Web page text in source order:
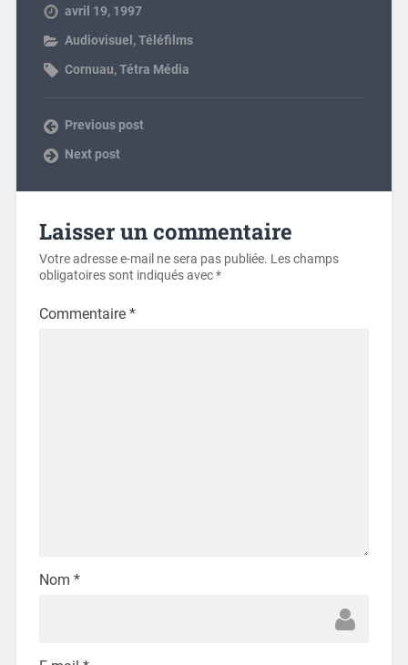
avril 19, 1997
Audiovisuel ,Téléfilms
Cornuau,Tétra Média
Previous post
Next post
Laisser un commentaire
Votre adresse e-mail ne sera pas publiée. Les champs
obligatoires sont indiqués avec*
Commentaire *
Nom *